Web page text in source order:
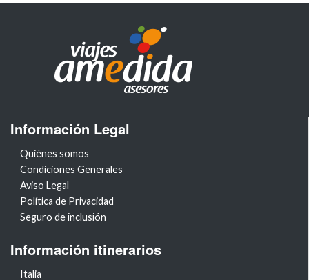
Información Legal
Quiénes somos
Condiciones Generales
Aviso Legal
Política de Privacidad
Seguro de inclusión
Información itinerarios
Italia